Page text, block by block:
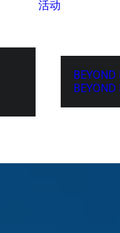
活动
BEYOND